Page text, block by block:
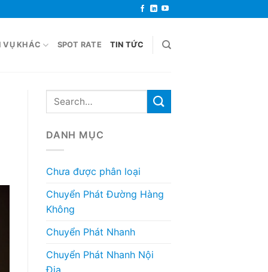
VỤ KHÁC SPOT RATE TIN TỨC
DANH MỤC
Chưa được phân loại
Chuyển Phát Đường Hàng
Không
Chuyển Phát Nhanh
Chuyển Phát Nhanh Nội
Địa